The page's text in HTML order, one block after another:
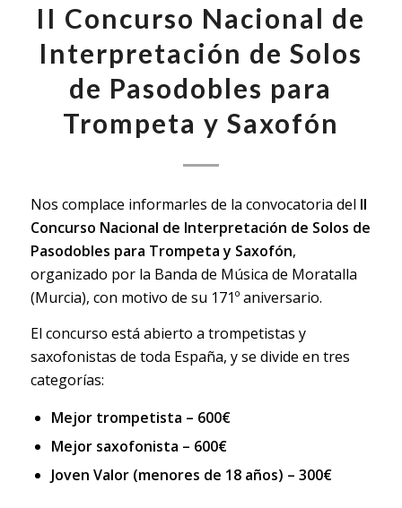
II Concurso Nacional de
Interpretación de Solos
de Pasodobles para
Trompeta y Saxofón
Nos complace informarles de la convocatoria del II
Concurso Nacional de Interpretación de Solos de
Pasodobles para Trompeta y Saxofón,
organizado por la Banda de Música de Moratalla
(Murcia), con motivo de su 171º aniversario.
El concurso está abierto a trompetistas y
saxofonistas de toda España, y se divide en tres
categorías:
Mejor trompetista – 600€
Mejor saxofonista – 600€
Joven Valor (menores de 18 años) – 300€